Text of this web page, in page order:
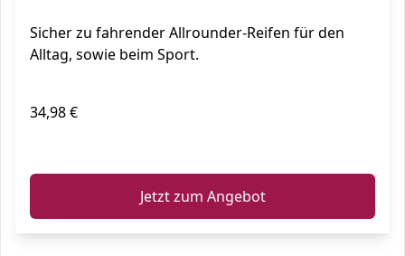
Sicher zu fahrender Allrounder-Reifen für den
Alltag, sowie beim Sport.
34,98 €
Jetzt zum Angebot